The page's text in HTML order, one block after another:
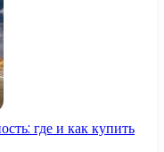
где и как купить